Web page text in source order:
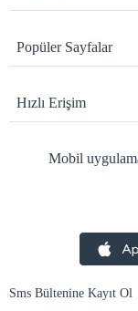
Popüler Sayfalar
Hızlı Erişim
Mobil
Sms Bültenine Kayıt Ol